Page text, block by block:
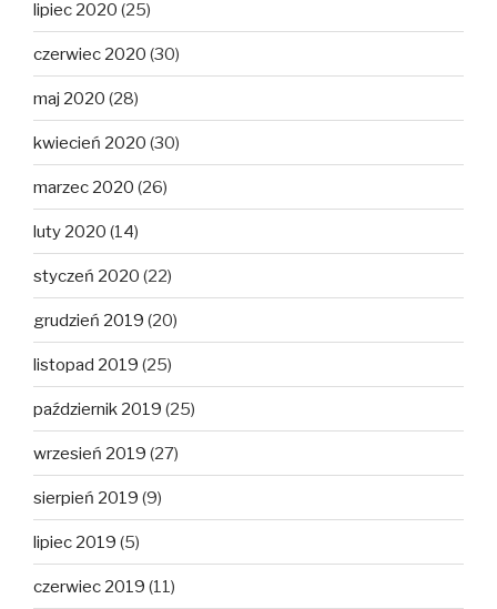
lipiec 2020 (25)
czerwiec 2020 (30)
maj 2020 (28)
kwiecień 2020 (30)
marzec 2020 (26)
luty 2020 (14)
styczeń 2020 (22)
grudzień 2019 (20)
listopad 2019 (25)
październik 2019 (25)
wrzesień 2019 (27)
sierpień 2019 (9)
lipiec 2019 (5)
czerwiec 2019 (11)